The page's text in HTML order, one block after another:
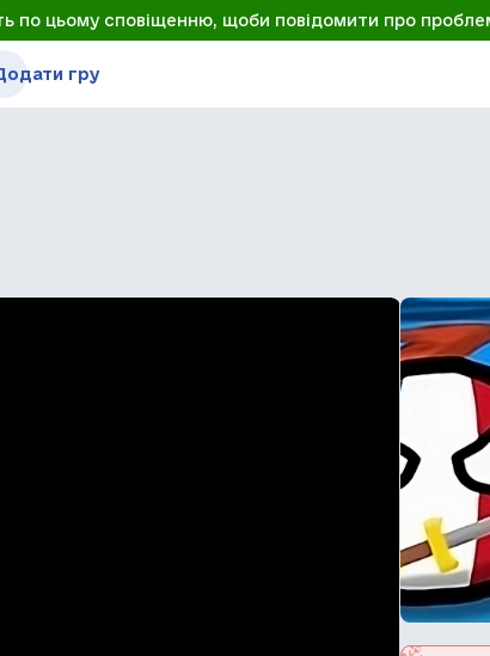
по цьому сповіщенню, щоби повідомити про
гру